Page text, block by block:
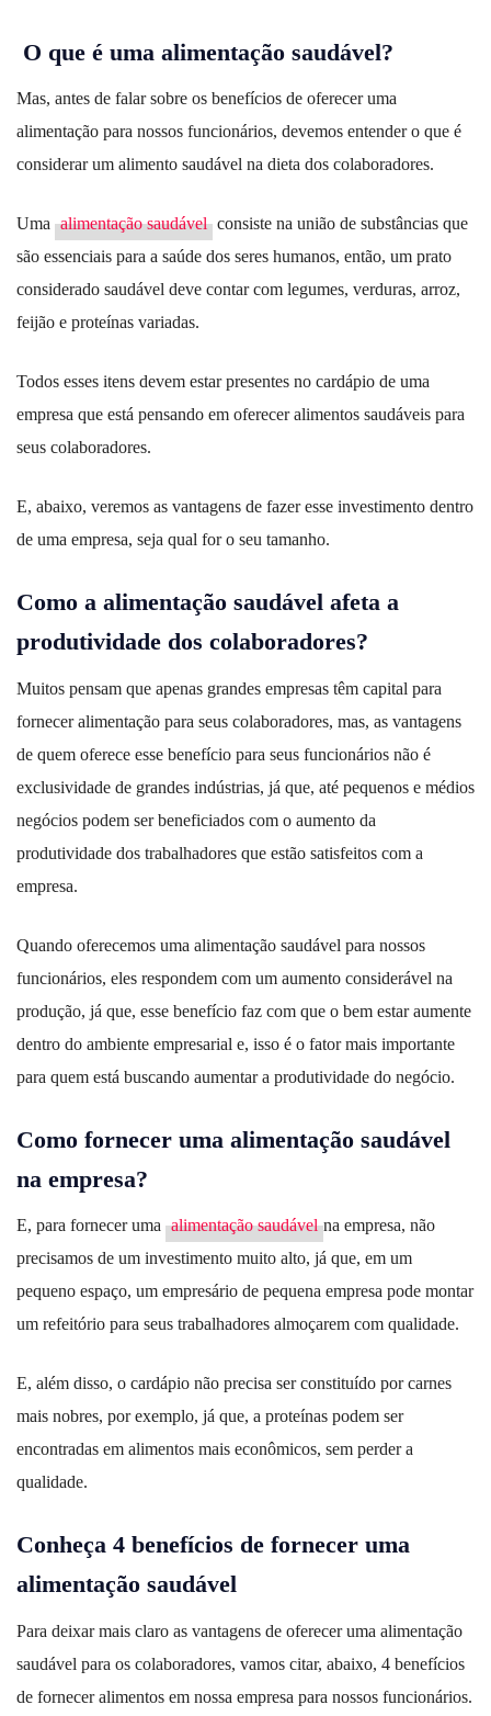
O que é uma alimentação saudável?
Mas, antes de falar sobre os benefícios de oferecer uma
alimentação para nossos funcionários, devemos entender o que é
considerar um alimento saudável na dieta dos colaboradores.
Uma alimentação saudável consiste na união de substâncias que
são essenciais para a saúde dos seres humanos, então, um prato
considerado saudável deve contar com legumes, verduras, arroz,
feijão e proteínas variadas.
Todos esses itens devem estar presentes no cardápio de uma
empresa que está pensando em oferecer alimentos saudáveis para
seus colaboradores.
E, abaixo, veremos as vantagens de fazer esse investimento dentro
de uma empresa, seja qual for o seu tamanho.
Como a alimentação saudável afeta a
produtividade dos colaboradores?
Muitos pensam que apenas grandes empresas têm capital para
fornecer alimentação para seus colaboradores, mas, as vantagens
de quem oferece esse benefício para seus funcionários não é
exclusividade de grandes indústrias, já que, até pequenos e médios
negócios podem ser beneficiados com o aumento da
produtividade dos trabalhadores que estão satisfeitos com a
empresa.
Quando oferecemos uma alimentação saudável para nossos
funcionários, eles respondem com um aumento considerável na
produção, já que, esse benefício faz com que o bem estar aumente
dentro do ambiente empresarial e, isso é o fator mais importante
para quem está buscando aumentar a produtividade do negócio.
Como fornecer uma alimentação saudável
na empresa?
E, para fornecer uma alimentação saudável na empresa, não
precisamos de um investimento muito alto, já que, em um
pequeno espaço, um empresário de pequena empresa pode montar
um refeitório para seus trabalhadores almoçarem com qualidade.
E, além disso, o cardápio não precisa ser constituído por carnes
mais nobres, por exemplo, já que, a proteínas podem ser
encontradas em alimentos mais econômicos, sem perder a
qualidade.
Conheça 4 benefícios de fornecer uma
alimentação saudável
Para deixar mais claro as vantagens de oferecer uma alimentação
saudável para os colaboradores, vamos citar, abaixo, 4 benefícios
de fornecer alimentos em nossa empresa para nossos funcionários.